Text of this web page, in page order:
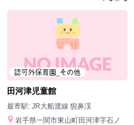
認可外保育園_その他
田河津児童館
最寄駅: JR大船渡線 猊鼻渓
岩手県一関市東山町田河津字石ノ